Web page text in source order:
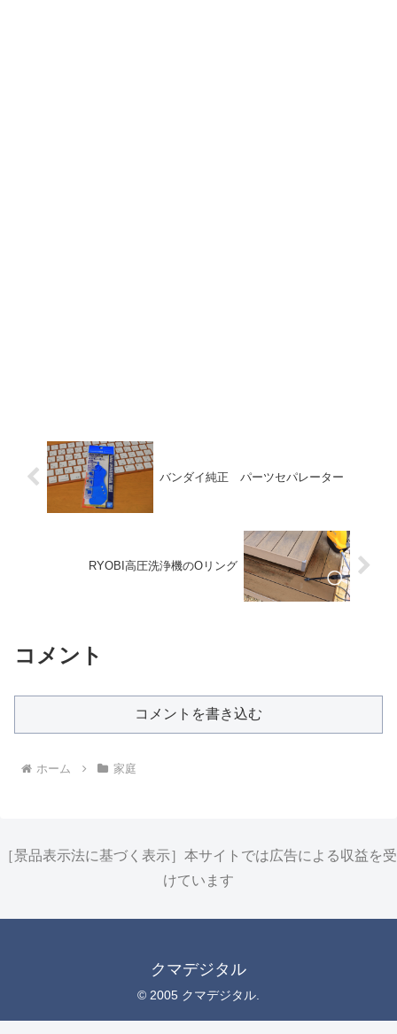
バンダイ純正 パーツセパレーター
RYOBI高圧洗浄機のOリング
コメント
コメントを書き込む
ホーム 家庭
［景品表示法に基づく表示］本サイトでは広告による収益を受
けています
クマデジタル
© 2005 クマデジタル.